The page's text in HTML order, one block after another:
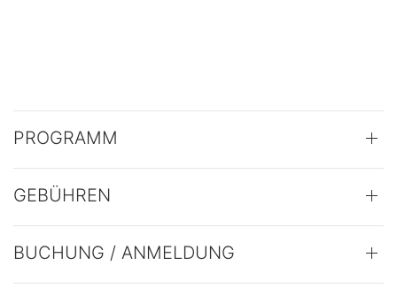
PROGRAMM
GEBÜHREN
BUCHUNG / ANMELDUNG